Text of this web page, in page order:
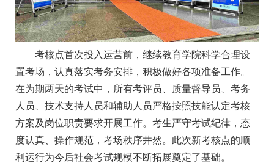
考核点首次投入运营前，继续教育学院科学合理设
置考场，认真落实考务安排，积极做好各项准备工作。
在为期两天的考试中，所有考评员、质量督导员、考务
人员、技术支持人员和辅助人员严格按照技能认定考核
方案及岗位职责要求开展工作。考生严守考试纪律，态
度认真、操作规范，考场秩序井然。此次新考核点的顺
利运行为今后社会考试规模不断拓展奠定了基础。